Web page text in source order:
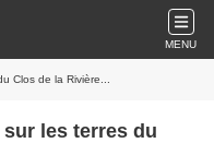
MENU
Clos de la Rivière...
les terres du